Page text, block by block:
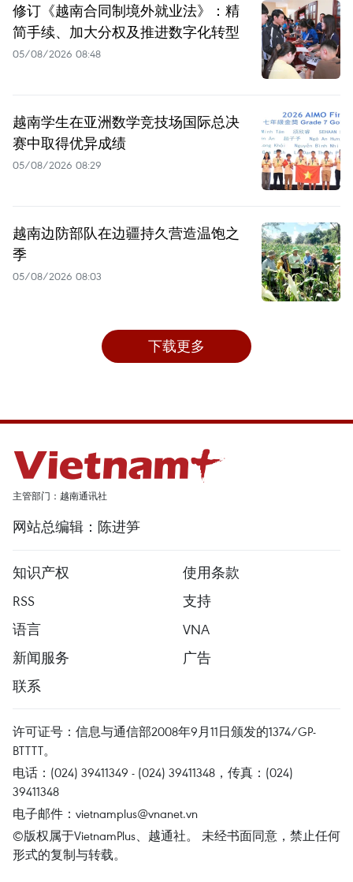
修订《越南合同制境外就业法》：精
简手续、加大分权及推进数字化转型
05/08/2026 08:48
越南学生在亚洲数学竞技场国际总决
赛中取得优异成绩
05/08/2026 08:29
越南边防部队在边疆持久营造温饱之
季
05/08/2026 08:03
下载更多
主管部门：越南通讯社
网站总编辑：陈进笋
知识产权
使用条款
RSS
支持
语言
VNA
新闻服务
广告
联系
许可证号：信息与通信部2008年9月11日颁发的1374/GP-
BTTTT。
电话：(024) 39411349 - (024) 39411348，传真：(024)
39411348
电子邮件： vietnamplus@vnanet.vn
©版权属于VietnamPlus、越通社。 未经书面同意，禁止任何
形式的复制与转载。